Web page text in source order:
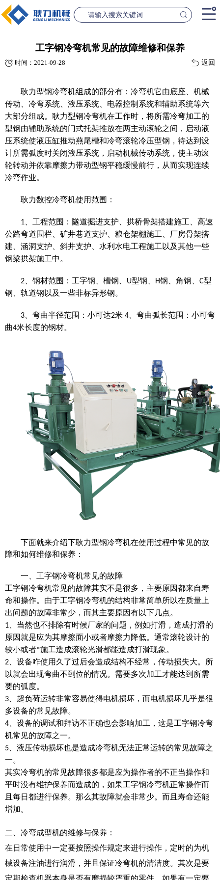
GL1500-2500数控钢筋笼滚焊机 GL2300隧道网
产品中心
案例中心
联系我们
新闻资讯
公司简介
工字钢冷弯机常见的故障维修和保养
时间：2021-09-28 返回
耿力型钢冷弯机组成的部分有：冷弯机它由底座、机械
传动、冷弯系统、液压系统、电器控制系统和辅助系统等六
大部分组成。 耿力型钢冷弯机在工作时，将所需冷弯加工的
型钢由辅助系统的门式托架推放在两主动滚轮之间，启动液
压系统使液压缸推动燕尾槽和冷弯滚轮冷压型钢，待达到设
计所需弧度时关闭液压系统，启动机械传动系统，使主动滚
轮转动并依靠摩擦力带动型钢平稳缓慢前行，从而实现连续
冷弯作业。
耿力数控冷弯机使用范围：
1、 工程范围：隧道掘进支护、拱桥骨架搭建施工、高速
公路弯道围栏、矿井巷道支护、粮仓架棚施工、厂房骨架搭
建、涵洞支护、斜井支护、水利水电工程施工以及其他一些
钢梁拱架施工中。
2、 钢材范围：工字钢、槽钢、 U型钢、 H钢、角钢、 C型
钢、轨道钢以及一些非标异形钢。
3、 弯曲半径范围：小可达2米 4、弯曲弧长范围：小可弯
曲4米长度的钢材。
下面就来介绍下耿力型钢冷弯机在使用过程中常见的故
障和如何维修和保养：
一、 工字钢冷弯机常见的故障
工字钢冷弯机常见的故障其实不是很多，主要原因都来自寿
命和操作。由于工字钢冷弯机的结构非常简单所以在质量上
出问题的故障非常少，而其主要原因有以下几点。
1 、当然也不排除有时候厂家的问题，例如打滑，造成打滑的
原因就是应为其摩擦面小或者摩擦力降低。通常滚轮设计的
较小或者*施工造成滚轮光滑都能造成打滑现象。
2、设备咋使用久了过后会造成结构不经常，传动损失大。所
以就会出现弯曲不到位的情况。需要多次加工才能达到所需
要的弧度。
3、超负荷运转非常容易使得电机损坏，而电机损坏几乎是很
多设备的常见故障。
4、设备的调试和拜访不正确也会影响加工，这是工字钢冷弯
机常见的故障之一。
5、液压传动损坏也是造成冷弯机无法正常运转的常见故障之
一。
其实冷弯机的常见故障很多都是应为操作者的不正当操作和
平时没有维护保养而造成的，如果工字钢冷弯机正常操作而
且每日都进行保养。那么其故障就会非常少。而且寿命还能
增加。
二、 冷弯成型机的维修与保养：
在日常使用中一定要按照操作规定来进行操作，定时的为机
械设备注油进行润滑，并且保证冷弯机的清洁度。其次是要
定期检查机器本身是否有磨损较严重的零件，如果有一定要